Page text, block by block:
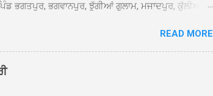
ਭਗਤਪੁਰ, ਭਗਵਾਨਪੁਰ, ਝੁੱਗੀਆਂ ਗੁਲਾਮ, ਮਜਾਦਪੁਰ, ਕੁੱਲੀਆਂ,
ਸ੍ਰੀ ਦਮਦਮਾ ਸਾਹਿਬ ਠੱਟਾ ਵਿਖੇ ਪਹੁੰਚਣ ’ਤੇ ਮੁੱਖ ਸੇਵਾਦਾਰ
ਗੂੰਜ ਵਿਚ ਨਿੱਘਾ ਸਵਾਗਤ ਕੀਤਾ ਗਿਆ। ਗੁਰਦੁਆਰਾ ਸ੍ਰੀ
ਹੋਈ। ਇਸ ਮੌਕੇ ਪੰਜ ਪਿਆਰੇ ਸਾਹਿਬਾਨ ਤੇ ਨਗਰ ਕੀਰਤਨ ਦੇ
ਬਾਬਾ ਹਰਜੀਤ ਸਿੰਘ ਵੱਲੋਂ ਸਿਰੋਪਾਓ ਦੇ ਕੇ ਵਿਸ਼ੇਸ਼ ਤੌਰ ’ਤੇ
READ MORE